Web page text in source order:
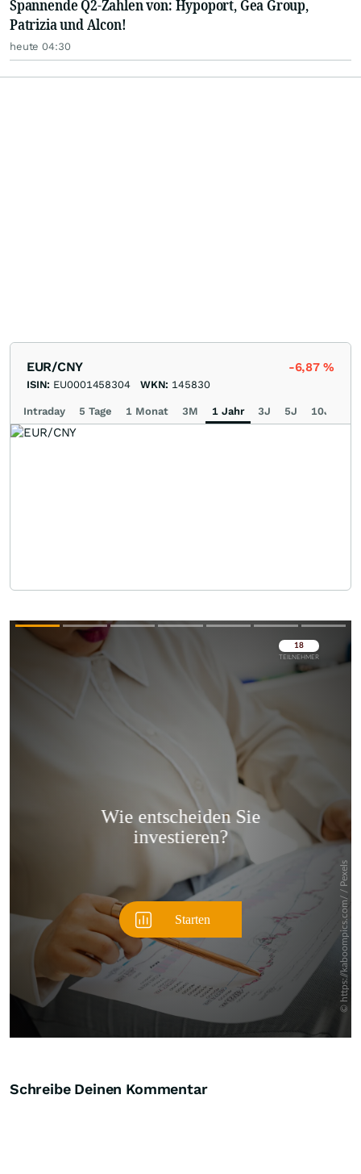
Spannende Q2-Zahlen von: Hypoport, Gea Group,
Patrizia und Alcon!
heute 04:30
EUR/CNY -6,87%
ISIN: EU0001458304 WKN: 145830
Intraday 5 Tage 1 Monat 3M 1 Jahr 3J 5J 10J
Überspringen
Überspringen
Schreibe Deinen Kommentar